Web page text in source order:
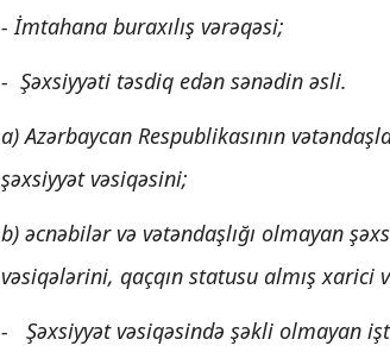
- İmtahana buraxılış vərəqəsi;
- Şəxsiyyəti təsdiq edən sənədin əsli.
a) Azərbaycan Respublikasının
şəxsiyyət vəsiqəsini;
b) əcnəbilər və vətəndaşlığı olmayan
vəsiqələrini, qaçqın statusu almış xarici
- Şəxsiyyət vəsiqəsində şəkli olmayan